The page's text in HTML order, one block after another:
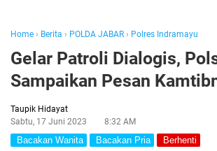
Home › Berita › POLDA JABAR › Polres Indramayu
Gelar Patroli Dialogis,
Sampaikan Pesan
Taupik Hidayat
Sabtu, 17 Juni 2023
8:32 AM
Bacakan Wanita Bacakan Pria Berhenti